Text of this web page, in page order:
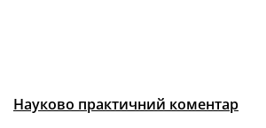
Науково практичний коментар